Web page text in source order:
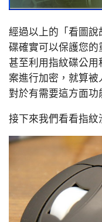
經過以上的「看圖
碟確實可以保護您的
甚至利用指紋碟公
案進行加密，就算被
對於有需要這方面功
接下來我們看看指紋